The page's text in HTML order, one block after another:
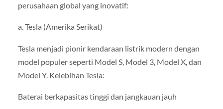
perusahaan global yang inovatif:
a. Tesla (Amerika Serikat)
Tesla menjadi pionir kendaraan listrik modern dengan
model populer seperti Model S, Model 3, Model X, dan
Model Y. Kelebihan Tesla:
Baterai berkapasitas tinggi dan jangkauan jauh